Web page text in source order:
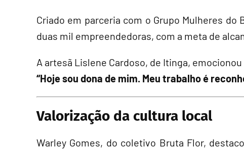
Criado em parceria com o Grupo Mulheres do
duas mil empreendedoras, com a meta de
A artesã Lislene Cardoso, de Itinga,
“Hoje sou dona de mim. Meu trabalho é
Valorização da cultura local
Warley Gomes, do coletivo Bruta Flor,